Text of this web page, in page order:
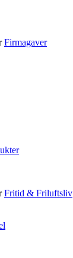
Firmagaver
Fritid & Friluftsliv